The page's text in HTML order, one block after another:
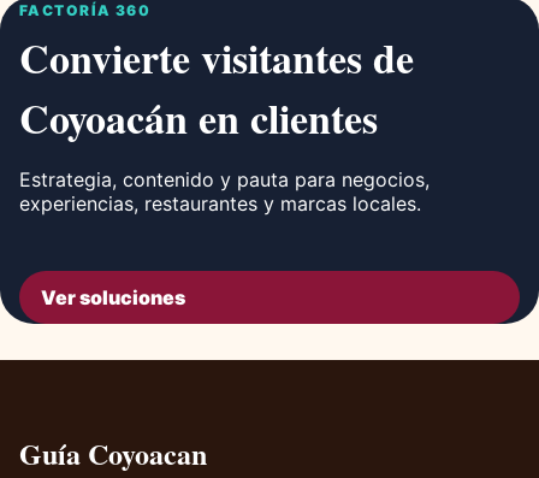
FACTORÍA 360
Convierte visitantes de
Coyoacán en clientes
Estrategia, contenido y pauta para negocios,
experiencias, restaurantes y marcas locales.
Ver soluciones
Guía Coyoacan